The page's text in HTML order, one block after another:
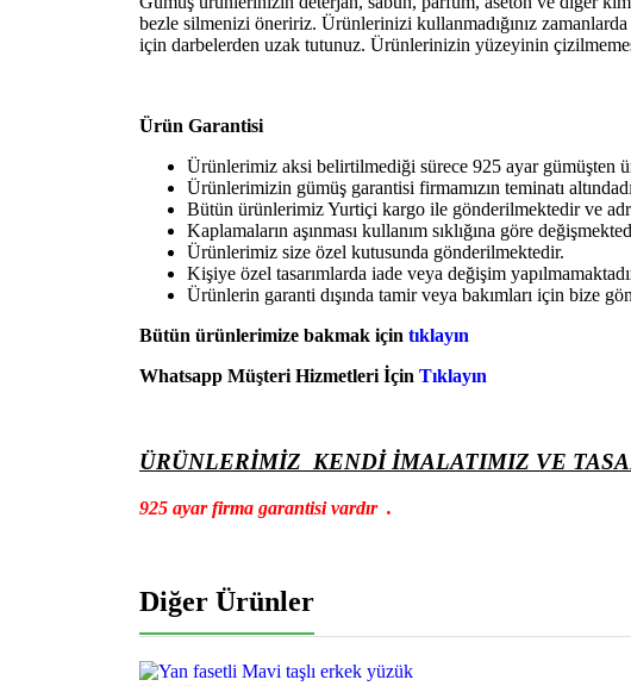
bezle silmenizi öneririz. Ürünlerinizi kullanmadığınız
için darbelerden uzak tutunuz. Ürünlerinizin yüzeyinin
Ürün Garantisi
Ürünlerimiz aksi belirtilmediği sürece 925 ayar gümüşten
Ürünlerimizin gümüş garantisi firmamızın teminatı
Bütün ürünlerimiz Yurtiçi kargo ile gönderilmektedir ve
Kaplamaların aşınması kullanım sıklığına göre
Ürünlerimiz size özel kutusunda gönderilmektedir.
Kişiye özel tasarımlarda iade veya değişim
Ürünlerin garanti dışında tamir veya bakımları için bize
Bütün ürünlerimize bakmak için tıklayın
Whatsapp Müşteri Hizmetleri İçin Tıklayın
ÜRÜNLERİMİZ KENDİ İMALATIMIZ VE
925 ayar firma garantisi vardır .
Diğer Ürünler